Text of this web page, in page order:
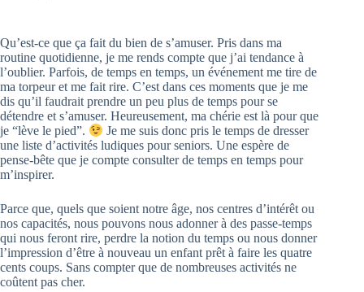
Qu’est-ce que ça fait du bien de s’amuser. Pris dans ma
routine quotidienne, je me rends compte que j’ai tendance à
l’oublier. Parfois, de temps en temps, un événement me tire de
ma torpeur et me fait rire. C’est dans ces moments que je me
dis qu’il faudrait prendre un peu plus de temps pour se
détendre et s’amuser. Heureusement, ma chérie est là pour que
je “lève le pied”.
Je me suis donc pris le temps de dresser
une liste d’activités ludiques pour seniors. Une espère de
pense-bête que je compte consulter de temps en temps pour
m’inspirer.
Parce que, quels que soient notre âge, nos centres d’intérêt ou
nos capacités, nous pouvons nous adonner à des passe-temps
qui nous feront rire, perdre la notion du temps ou nous donner
l’impression d’être à nouveau un enfant prêt à faire les quatre
cents coups. Sans compter que de nombreuses activités ne
coûtent pas cher.